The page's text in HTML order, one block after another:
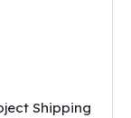
Shipping